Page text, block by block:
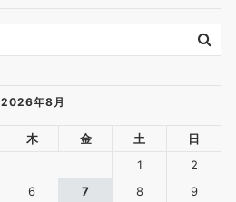
2026年8月
木 金 土
日
1
2
6 7 8 9